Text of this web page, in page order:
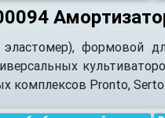
формовой
комплексов Pronto,